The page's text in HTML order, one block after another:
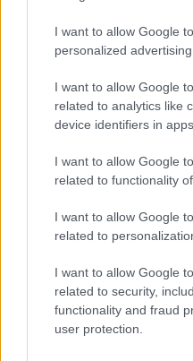
I want to allow Google
personalized advertising.
I want to allow Google
related to analytics like
device identifiers in apps.
I want to allow Google
related to functionality
I want to allow Google
related to
I want to allow Google
related to security,
functionality and fraud
user protection.
Facebook
© 2026 Ecocentrica.it di TESSA
Via Paradisino 5, 57016
riservati.Preferenze Privacy